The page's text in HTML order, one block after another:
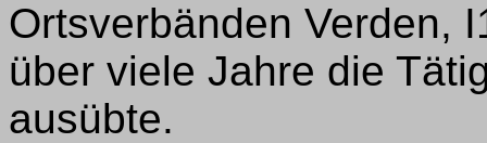
Ortsverbänden Verden,
über viele Jahre die
ausübte.